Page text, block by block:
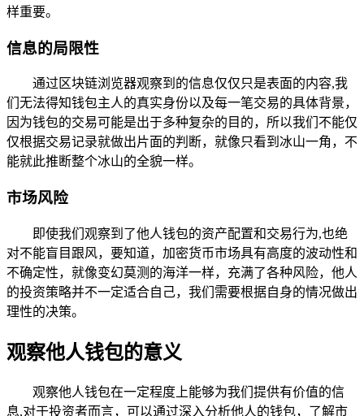
样重要。
信息的局限性
通过区块链浏览器观察到的信息仅仅只是表面的内容,我
们无法得知钱包主人的真实身份以及每一笔交易的具体背景，
因为钱包的交易可能是出于多种复杂的目的，所以我们不能仅
仅根据交易记录就做出片面的判断，就像只看到冰山一角，不
能就此推断整个冰山的全貌一样。
市场风险
即使我们观察到了他人钱包的资产配置和交易行为,也绝
对不能盲目跟风，要知道，加密货币市场具有高度的波动性和
不确定性，就像变幻莫测的海洋一样，充满了各种风险，他人
的投资策略并不一定适合自己，我们需要根据自身的情况做出
理性的决策。
观察他人钱包的意义
观察他人钱包在一定程度上能够为我们提供有价值的信
息,对于投资者而言，可以通过深入分析他人的钱包，了解市